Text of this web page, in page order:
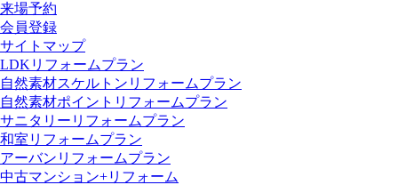
来場予約
会員登録
サイトマップ
LDKリフォームプラン
自然素材スケルトンリフォームプラン
自然素材ポイントリフォームプラン
サニタリーリフォームプラン
和室リフォームプラン
アーバンリフォームプラン
中古マンション+リフォーム